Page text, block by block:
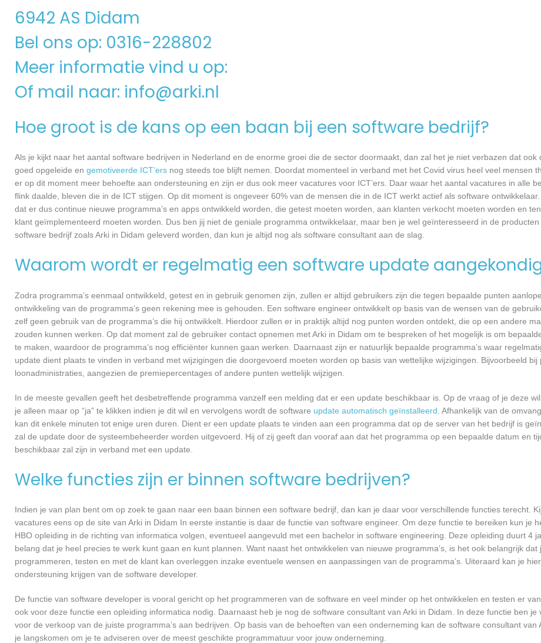
6942 AS Didam
Bel ons op: 0316-228802
Meer informatie vind u op:
Of mail naar: info@arki.nl
Hoe groot is de kans op een baan bij een software bedrijf?
Als je kijkt naar het aantal software bedrijven in Nederland en de enorme groei die de sector doormaakt, dan zal het je niet verbazen dat ook
goed opgeleide en gemotiveerde ICT’ers nog steeds toe blijft nemen. Doordat momenteel in verband met het Covid virus heel veel mensen
er op dit moment meer behoefte aan ondersteuning en zijn er dus ook meer vacatures voor ICT’ers. Daar waar het aantal vacatures in alle
flink daalde, bleven die in de ICT stijgen. Op dit moment is ongeveer 60% van de mensen die in de ICT werkt actief als software
dat er dus continue nieuwe programma’s en apps ontwikkeld worden, die getest moeten worden, aan klanten verkocht moeten worden en
klant geïmplementeerd moeten worden. Dus ben jij niet de geniale programma ontwikkelaar, maar ben je wel geïnteresseerd in de
software bedrijf zoals Arki in Didam geleverd worden, dan kun je altijd nog als software consultant aan de slag.
Waarom wordt er regelmatig een software update
Zodra programma’s eenmaal ontwikkeld, getest en in gebruik genomen zijn, zullen er altijd gebruikers zijn die tegen bepaalde punten
ontwikkeling van de programma’s geen rekening mee is gehouden. Een software engineer ontwikkelt op basis van de wensen van de
zelf geen gebruik van de programma’s die hij ontwikkelt. Hierdoor zullen er in praktijk altijd nog punten worden ontdekt, die op een andere
zouden kunnen werken. Op dat moment zal de gebruiker contact opnemen met Arki in Didam om te bespreken of het mogelijk is om
te maken, waardoor de programma’s nog efficiënter kunnen gaan werken. Daarnaast zijn er natuurlijk bepaalde programma’s waar
update dient plaats te vinden in verband met wijzigingen die doorgevoerd moeten worden op basis van wettelijke wijzigingen. Bijvoorbeeld bij
loonadministraties, aangezien de premiepercentages of andere punten wettelijk wijzigen.
In de meeste gevallen geeft het desbetreffende programma vanzelf een melding dat er een update beschikbaar is. Op de vraag of je deze
je alleen maar op “ja” te klikken indien je dit wil en vervolgens wordt de software update automatisch geïnstalleerd . Afhankelijk van de
kan dit enkele minuten tot enige uren duren. Dient er een update plaats te vinden aan een programma dat op de server van het bedrijf is
zal de update door de systeembeheerder worden uitgevoerd. Hij of zij geeft dan vooraf aan dat het programma op een bepaalde datum en
beschikbaar zal zijn in verband met een update.
Welke functies zijn er binnen software bedrijven?
Indien je van plan bent om op zoek te gaan naar een baan binnen een software bedrijf, dan kan je daar voor verschillende functies terecht.
vacatures eens op de site van Arki in Didam In eerste instantie is daar de functie van software engineer. Om deze functie te bereiken kun je
HBO opleiding in de richting van informatica volgen, eventueel aangevuld met een bachelor in software engineering. Deze opleiding duurt 4
belang dat je heel precies te werk kunt gaan en kunt plannen. Want naast het ontwikkelen van nieuwe programma’s, is het ook belangrijk dat
programmeren, testen en met de klant kan overleggen inzake eventuele wensen en aanpassingen van de programma’s. Uiteraard kan je
ondersteuning krijgen van de software developer.
De functie van software developer is vooral gericht op het programmeren van de software en veel minder op het ontwikkelen en testen er
ook voor deze functie een opleiding informatica nodig. Daarnaast heb je nog de software consultant van Arki in Didam. In deze functie ben je
voor de verkoop van de juiste programma’s aan bedrijven. Op basis van de behoeften van een onderneming kan de software consultant van
je langskomen om je te adviseren over de meest geschikte programmatuur voor jouw onderneming.